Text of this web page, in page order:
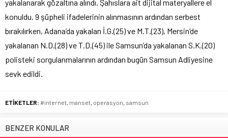
yakalanarak gözaltına alındı. Şahıslara ait dijital materyallere el
konuldu. 9 şüpheli ifadelerinin alınmasının ardından serbest
bırakılırken, Adana’da yakalan İ.G.(25) ve M.T.(23), Mersin’de
yakalanan N.D.(28) ve T.D.(45) ile Samsun’da yakalanan S.K.(20)
polisteki sorgulanmalarının ardından bugün Samsun Adliyesine
sevk edildi.
ETİKETLER: #internet, manset, operasyon, samsun
BENZER KONULAR